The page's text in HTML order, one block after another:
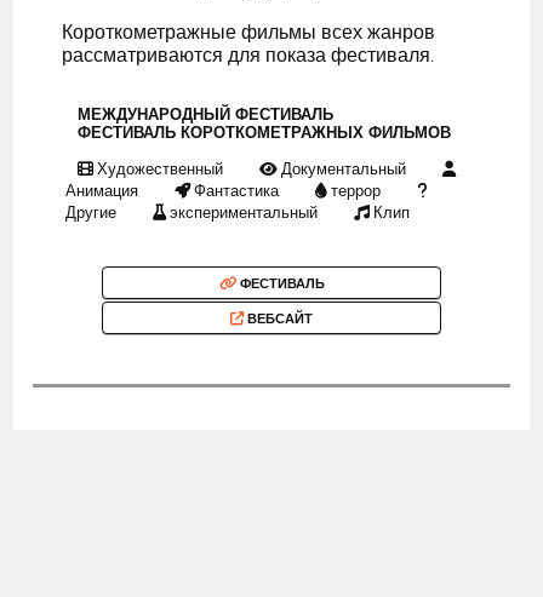
Короткометражные фильмы всех жанров
рассматриваются для показа фестиваля.
МЕЖДУНАРОДНЫЙ ФЕСТИВАЛЬ
ФЕСТИВАЛЬ КОРОТКОМЕТРАЖНЫХ ФИЛЬМОВ
Художественный
Документальный
Анимация
Фантастика
террор
Другие
экспериментальный Клип
ФЕСТИВАЛЬ
ВЕБСАЙТ